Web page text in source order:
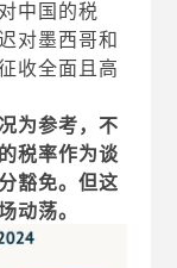
中国的税
对墨西哥和
收全面且高
为参考，不
税率作为谈
豁免。但这
动荡。